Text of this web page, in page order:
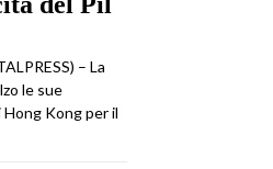
– La
le sue
Kong per il